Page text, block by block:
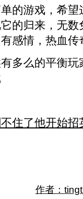
的游戏，希
的归来，无
感情，热血传
多么的平衡
住了他开始
作者：